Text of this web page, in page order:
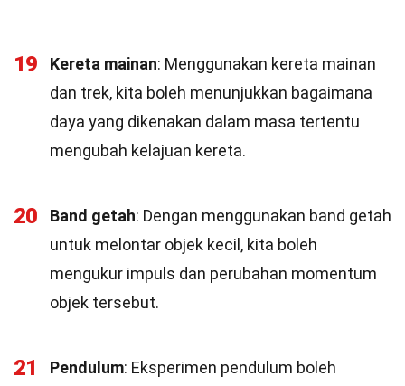
19 Kereta mainan: Menggunakan kereta mainan
dan trek, kita boleh menunjukkan bagaimana
daya yang dikenakan dalam masa tertentu
mengubah kelajuan kereta.
20 Band getah: Dengan menggunakan band getah
untuk melontar objek kecil, kita boleh
mengukur impuls dan perubahan momentum
objek tersebut.
21 Pendulum: Eksperimen pendulum boleh